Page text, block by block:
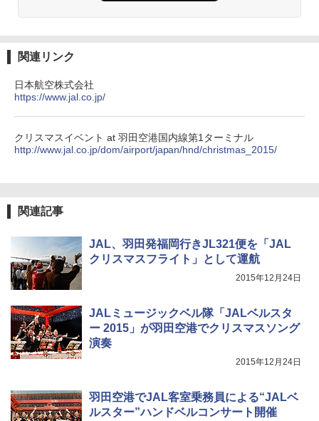
￥4,980
[キャンパーズコレクション 山善] 傘みたいに
[キャンパーズコレクション 山善] 傘みたいに
広げるだけ パッとサッとテント キューブ ブ
0B エクルベージュ
￥10,990
熊撃退スプレー 熊よけスプレー 熊スプレー
0ml（連続噴射30秒）110ml（連続噴射15
秒）射程5～10m 安全ロック搭載 携帯収納袋
ポインターライト 強力 小型 緑色/赤色/青紫色
USB充電式 高精度 超長距離照射 長時間使用
ア/オフィス/教育現場/展示会用 緑
￥1,180
関連リンク
日本航空株式会社
https://www.jal.co.jp/
クリスマスイベント at 羽田空港国内線第1ターミナル
http://www.jal.co.jp/dom/airport/japan/hnd/christmas_2015/
関連記事
JAL、羽田発福岡行きJL321便を「JAL
クリスマスフライト」として運航
2015年12月24日
JALミュージックベル隊「JALベルスタ
ー 2015」が羽田空港でクリスマスソング
演奏
2015年12月24日
羽田空港でJAL客室乗務員による“JALベ
ルスター”ハンドベルコンサート開催